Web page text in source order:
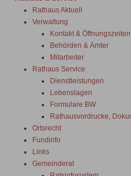
Rathaus Aktuell
Verwaltung
Kontakt & Öffnungszeiten
Behörden & Ämter
Mitarbeiter
Rathaus Service
Dienstleistungen
Lebenslagen
Formulare BW
Rathausvordrucke,
Ortsrecht
Fundinfo
Links
Gemeinderat